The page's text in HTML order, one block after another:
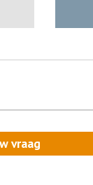
vraag